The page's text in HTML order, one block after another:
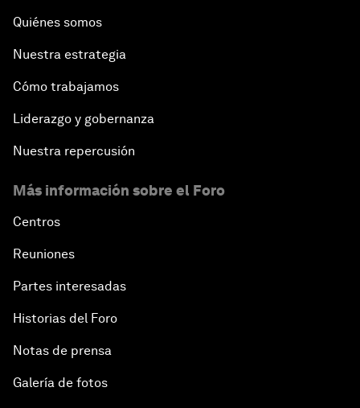
Quiénes somos
Nuestra estrategia
Cómo trabajamos
Liderazgo y gobernanza
Nuestra repercusión
Más información sobre el Foro
Centros
Reuniones
Partes interesadas
Historias del Foro
Notas de prensa
Galería de fotos